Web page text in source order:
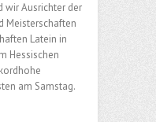
wir Ausrichter der
Meisterschaften
Latein in
Hessischen
am Samstag.